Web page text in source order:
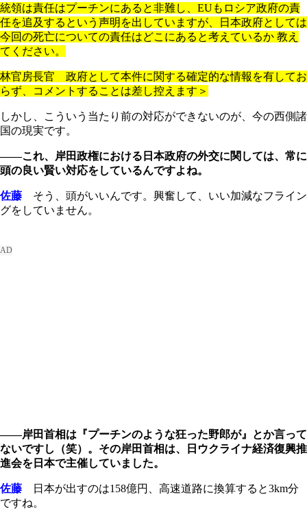
統領は責任はプーチンにあると非難し、EUもロシア政府の責
任を追及するという声明を出していますが、日本政府としては
今回の死亡についての責任はどこにあると考えているか 教え
てください。
林官房長官 政府として本件に関する確定的な情報を有してお
らず、コメントすることは差し控えます＞
しかし、こういう当たり前の対応ができないのが、今の西側諸
国の現実です。
――これ、岸田政権における日本政府の外交に関しては、常に
頭の良い賢い対応をしているんですよね。
佐藤 そう、頭がいいんです。興奮して、いい加減なフライン
グをしていません。
――岸田首相は『プーチンのような狂った野郎が』とか言って
ないですし（笑）。その岸田首相は、日ウクライナ経済復興推
進会を日本で主催していました。
佐藤 日本が出すのは158億円、高速道路に換算すると3km分
ですね。